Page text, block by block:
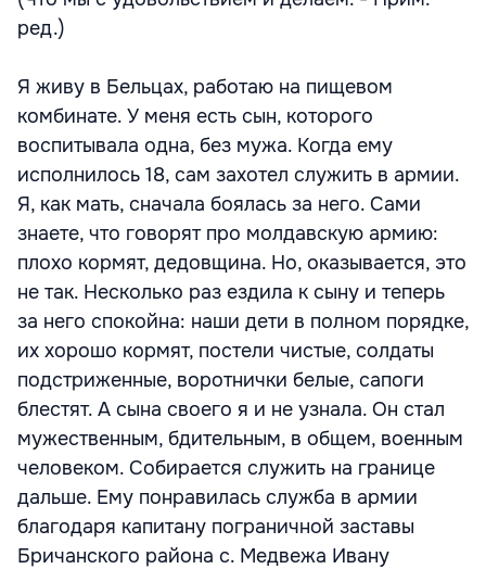
ред.)
Я живу в Бельцах, работаю на пищевом
комбинате. У меня есть сын, которого
воспитывала одна, без мужа. Когда ему
исполнилось 18, сам захотел служить в армии.
Я, как мать, сначала боялась за него. Сами
знаете, что говорят про молдавскую армию:
плохо кормят, дедовщина. Но, оказывается, это
не так. Несколько раз ездила к сыну и теперь
за него спокойна: наши дети в полном порядке,
их хорошо кормят, постели чистые, солдаты
подстриженные, воротнички белые, сапоги
блестят. А сына своего я и не узнала. Он стал
мужественным, бдительным, в общем, военным
человеком. Собирается служить на границе
дальше. Ему понравилась служба в армии
благодаря капитану пограничной заставы
Бричанского района с. Медвежа Ивану